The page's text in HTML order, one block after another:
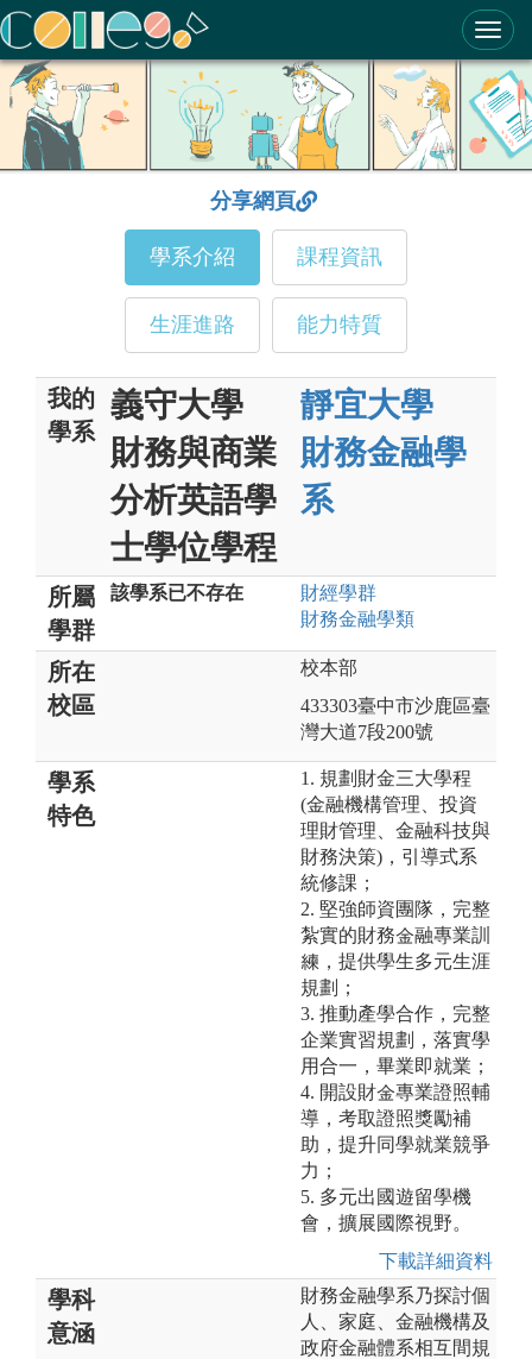
ColleGo! 大學選才與高中育才輔助系統
分享網頁
學系介紹 課程資訊
生涯進路 能力特質
我的
學系
義守大學
財務與商業
分析英語學
士學位學程
靜宜大學
財務金融學
系
所屬
學群
該學系已不存在 財經學群
財務金融學類
所在
校區
校本部
433303臺中市沙鹿區臺
灣大道7段200號
學系
特色
1. 規劃財金三大學程
(金融機構管理、投資
理財管理、金融科技與
財務決策)，引導式系
統修課；
2. 堅強師資團隊，完整
紮實的財務金融專業訓
練，提供學生多元生涯
規劃；
3. 推動產學合作，完整
企業實習規劃，落實學
用合一，畢業即就業；
4. 開設財金專業證照輔
導，考取證照獎勵補
助，提升同學就業競爭
力；
5. 多元出國遊留學機
會，擴展國際視野。
下載詳細資料
學科
意涵
財務金融學系乃探討個
人、家庭、金融機構及
政府金融體系相互間規